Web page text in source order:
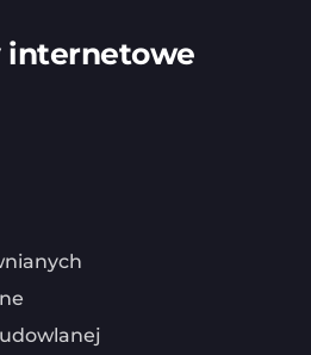
internetowe